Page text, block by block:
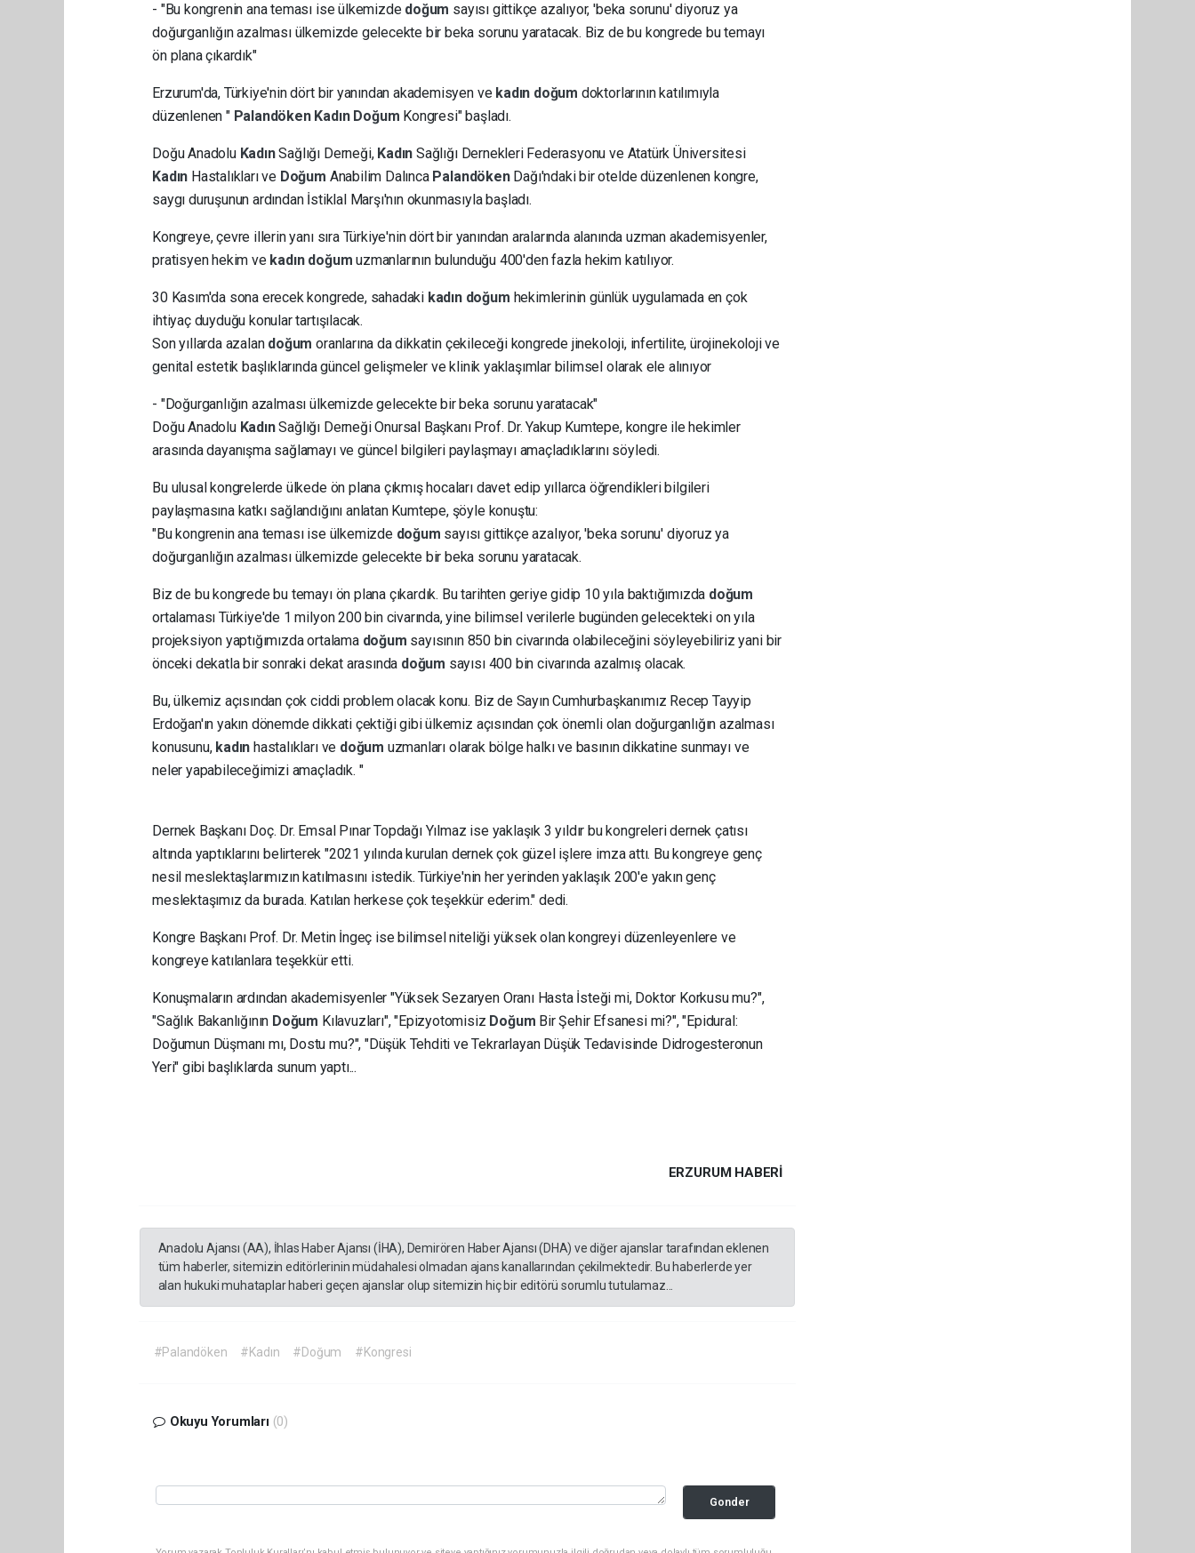
- "Bu kongrenin ana teması ise ülkemizde doğum sayısı gittikçe azalıyor, 'beka sorunu' diyoruz ya
doğurganlığın azalması ülkemizde gelecekte bir beka sorunu yaratacak. Biz de bu kongrede bu temayı
ön plana çıkardık"
Erzurum'da, Türkiye'nin dört bir yanından akademisyen ve kadın doğum doktorlarının katılımıyla
düzenlenen " Palandöken Kadın Doğum Kongresi" başladı.
Doğu Anadolu KadınSağlığı Derneği, KadınSağlığı Dernekleri Federasyonu ve Atatürk Üniversitesi
Kadın Hastalıkları ve Doğum Anabilim Dalınca Palandöken Dağı'ndaki bir otelde düzenlenen kongre,
saygı duruşunun ardından İstiklal Marşı'nın okunmasıyla başladı.
Kongreye, çevre illerin yanı sıra Türkiye'nin dört bir yanından aralarında alanında uzman akademisyenler,
pratisyen hekim ve kadın doğumuzmanlarının bulunduğu 400'den fazla hekim katılıyor.
30 Kasım'da sona erecek kongrede, sahadaki kadın doğum hekimlerinin günlük uygulamada en çok
ihtiyaç duyduğu konular tartışılacak.
Son yıllarda azalan doğumoranlarına da dikkatin çekileceği kongrede jinekoloji, infertilite, ürojinekoloji ve
genital estetik başlıklarında güncel gelişmeler ve klinik yaklaşımlar bilimsel olarak ele alınıyor
- "Doğurganlığın azalması ülkemizde gelecekte bir beka sorunu yaratacak"
Doğu Anadolu KadınSağlığı Derneği Onursal Başkanı Prof. Dr. Yakup Kumtepe, kongre ile hekimler
arasında dayanışma sağlamayı ve güncel bilgileri paylaşmayı amaçladıklarını söyledi.
Bu ulusal kongrelerde ülkede ön plana çıkmış hocaları davet edip yıllarca öğrendikleri bilgileri
paylaşmasına katkı sağlandığını anlatan Kumtepe, şöyle konuştu:
"Bu kongrenin ana teması ise ülkemizde doğum sayısı gittikçe azalıyor, 'beka sorunu' diyoruz ya
doğurganlığın azalması ülkemizde gelecekte bir beka sorunu yaratacak.
Biz de bu kongrede bu temayı ön plana çıkardık. Bu tarihten geriye gidip 10 yıla baktığımızda doğum
ortalaması Türkiye'de 1 milyon 200 bin civarında, yine bilimsel verilerle bugünden gelecekteki on yıla
projeksiyon yaptığımızda ortalama doğum sayısının 850 bin civarında olabileceğini söyleyebiliriz yani bir
önceki dekatla bir sonraki dekat arasında doğum sayısı 400 bin civarında azalmış olacak.
Bu, ülkemiz açısından çok ciddi problem olacak konu. Biz de Sayın Cumhurbaşkanımız Recep Tayyip
Erdoğan'ın yakın dönemde dikkati çektiği gibi ülkemiz açısından çok önemli olan doğurganlığın azalması
konusunu, kadın hastalıkları ve doğum uzmanları olarak bölge halkı ve basının dikkatine sunmayı ve
neler yapabileceğimizi amaçladık. "
Dernek Başkanı Doç. Dr. Emsal Pınar Topdağı Yılmaz ise yaklaşık 3 yıldır bu kongreleri dernek çatısı
altında yaptıklarını belirterek "2021 yılında kurulan dernek çok güzel işlere imza attı. Bu kongreye genç
nesil meslektaşlarımızın katılmasını istedik. Türkiye'nin her yerinden yaklaşık 200'e yakın genç
meslektaşımız da burada. Katılan herkese çok teşekkür ederim." dedi.
Kongre Başkanı Prof. Dr. Metin İngeç ise bilimsel niteliği yüksek olan kongreyi düzenleyenlere ve
kongreye katılanlara teşekkür etti.
Konuşmaların ardından akademisyenler "Yüksek Sezaryen Oranı Hasta İsteği mi, Doktor Korkusu mu?",
"Sağlık Bakanlığının Doğum Kılavuzları", "Epizyotomisiz Doğum Bir Şehir Efsanesi mi?", "Epidural:
Doğumun Düşmanı mı, Dostu mu?", "Düşük Tehditi ve Tekrarlayan Düşük Tedavisinde Didrogesteronun
Yeri" gibi başlıklarda sunum yaptı...
ERZURUM HABERİ
Anadolu Ajansı (AA), İhlas Haber Ajansı (İHA), Demirören Haber Ajansı (DHA) ve diğer ajanslar tarafından eklenen
tüm haberler, sitemizin editörlerinin müdahalesi olmadan ajans kanallarından çekilmektedir. Bu haberlerde yer
alan hukuki muhataplar haberi geçen ajanslar olup sitemizin hiç bir editörü sorumlu tutulamaz...
#Palandöken #Kadın #Doğum #Kongresi
Okuyu Yorumları (0)
Gonder